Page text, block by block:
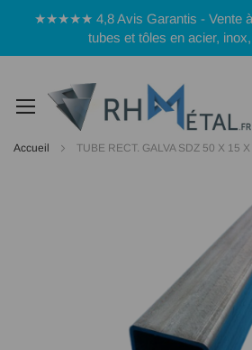
★★★★★ 4,8 Avis Garantis - Vente à
tubes et tôles en acier,
Accueil TUBE RECT. GALVA SDZ 50 X 15 X